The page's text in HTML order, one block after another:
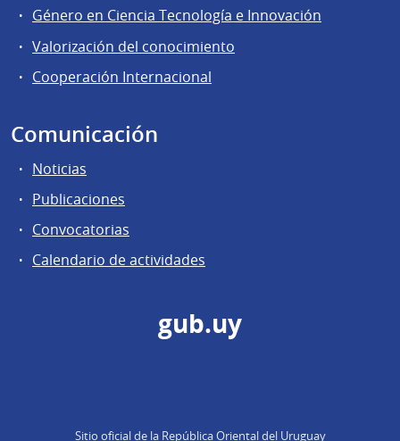
Género en Ciencia Tecnología e Innovación
Valorización del conocimiento
Cooperación Internacional
Comunicación
Noticias
Publicaciones
Convocatorias
Calendario de actividades
gub.uy
Sitio oficial de la República Oriental del Uruguay